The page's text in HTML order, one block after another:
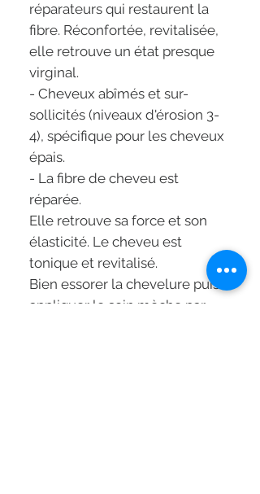
réparateurs qui restaurent la
fibre. Réconfortée, revitalisée,
elle retrouve un état presque
virginal.
- Cheveux abîmés et sur-
sollicités (niveaux d'érosion 3-
4), spécifique pour les cheveux
épais.
- La fibre de cheveu est
réparée.
Elle retrouve sa force et son
élasticité. Le cheveu est
tonique et revitalisé.
Bien essorer la chevelure puis
appliquer le soin mèche par